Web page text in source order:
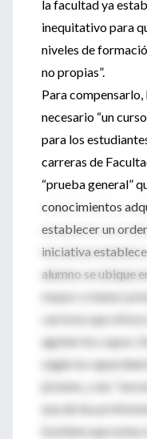
la facultad ya
inequitativo para
niveles de
no propias”.
Para
necesario “un
para los
carreras de
“prueba general”
conocimientos
establecer un
iniciativa establece
alumno se ubique
mayor o menor
carreras que
agoten los cupos.
según la
jóvenes, y las
una de las
Sostiene que